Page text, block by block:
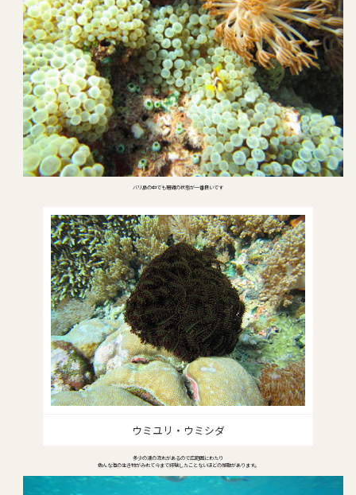
バリ島の中でも珊瑚の状態が一番良いです
ウミユリ・ウミシダ
多少の潮の流れがあるので広範囲にわたり
色んな海の生き物がみれて今まで経験したことないほどの感動があります。